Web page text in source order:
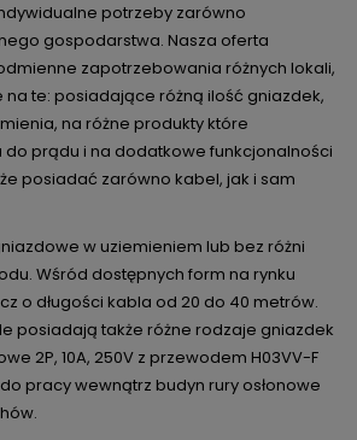
potrzeby zarówno
gospodarstwa. Nasza oferta
zapotrzebowania różnych lokali,
na te: posiadające różną ilość gniazdek,
na różne produkty które
do prądu i na dodatkowe funkcjonalności
posiadać zarówno kabel, jak i sam
w uziemieniem lub bez różni
Wśród dostępnych form na rynku
o długości kabla od 20 do 40 metrów.
posiadają także różne rodzaje gniazdek
2P, 10A, 250V z przewodem H03VV-F
pracy wewnątrz budyn rury osłonowe